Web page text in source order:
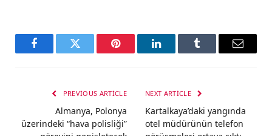
FacebookTwitter Pinterest LinkedInTumblr Email
PREVIOUS ARTICLE
Almanya, Polonya
üzerindeki “hava polisliği”
NEXT ARTICLE
Kartalkaya’daki yangında
otel müdürünün telefon